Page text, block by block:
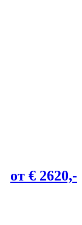
от € 2620,-